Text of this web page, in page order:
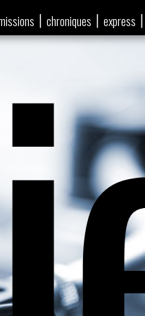
| chroniques | express |